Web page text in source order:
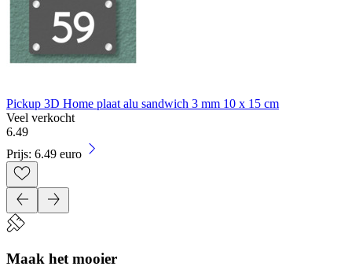
Pickup 3D Home plaat alu sandwich 3 mm 10 x 15 cm
Veel verkocht
6.49
Prijs: 6.49 euro
Maak het mooier